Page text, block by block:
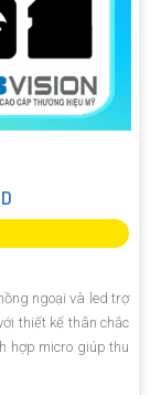
ngoại và led trợ
thiết kế thân chắc
hợp micro giúp thu